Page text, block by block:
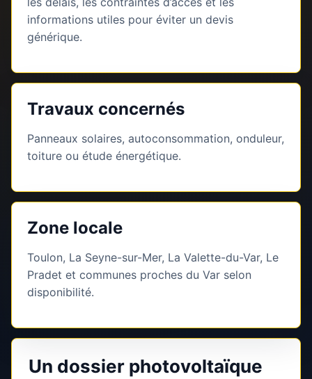
informations utiles pour éviter un devis
générique.
Travaux concernés
Panneaux solaires, autoconsommation, onduleur,
toiture ou étude énergétique.
Zone locale
Toulon, La Seyne-sur-Mer, La Valette-du-Var, Le
Pradet et communes proches du Var selon
disponibilité.
Un dossier photovoltaïque